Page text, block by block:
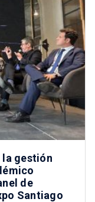
la gestión
de
Santiago